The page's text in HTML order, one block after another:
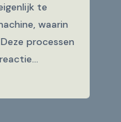
te
waarin
processen